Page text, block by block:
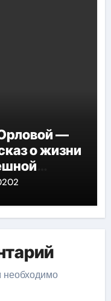
—
о жизни
необходимо